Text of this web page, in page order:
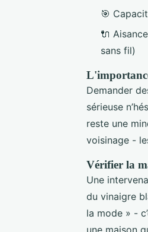
🎯
🔌
sans fil)
Demander
sérieuse
reste une
voisinage -
Vérifier la
Une
du vinaigre
la mode » -